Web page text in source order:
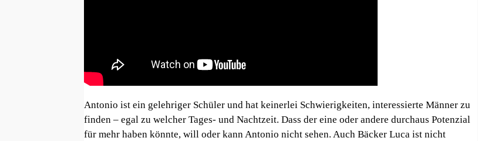
Antonio ist ein gelehriger Schüler und hat keinerlei Schwierigkeiten, interessierte Männer zu
finden – egal zu welcher Tages- und Nachtzeit. Dass der eine oder andere durchaus Potenzial
für mehr haben könnte, will oder kann Antonio nicht sehen. Auch Bäcker Luca ist nicht